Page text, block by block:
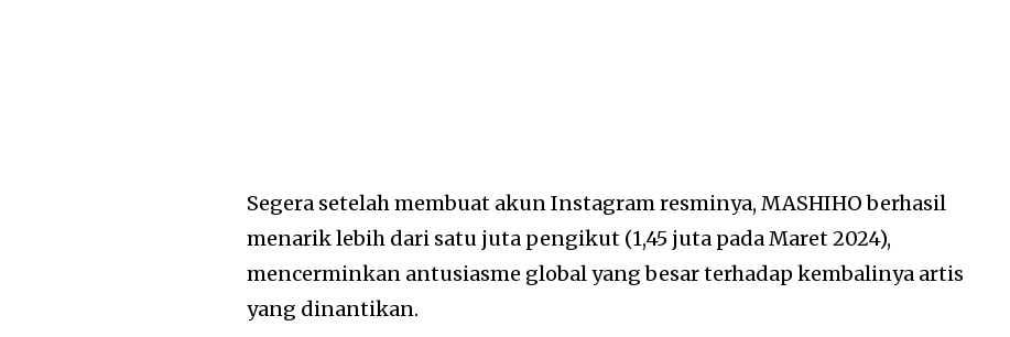
Segera setelah membuat akun Instagram resminya, MASHIHO berhasil
menarik lebih dari satu juta pengikut (1,45 juta pada Maret 2024),
mencerminkan antusiasme global yang besar terhadap kembalinya artis
yang dinantikan.